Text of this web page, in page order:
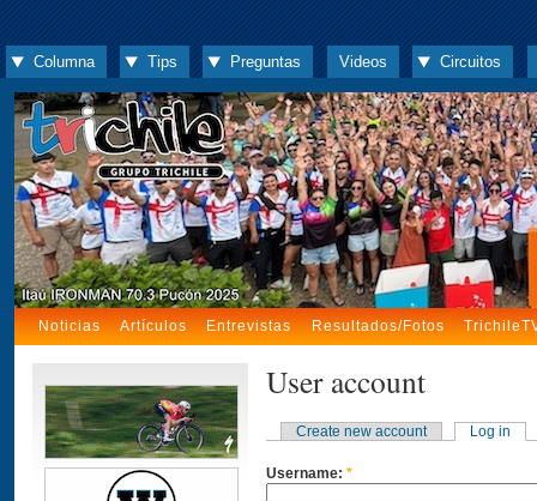
Columna Tips Preguntas Videos Circuitos
Noticias Artículos Entrevistas Resultados/Fotos
User account
Create new account Log in
Username: *